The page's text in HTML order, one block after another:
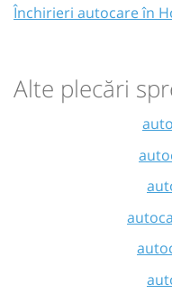
Închirieri autocare în
Alte plecări